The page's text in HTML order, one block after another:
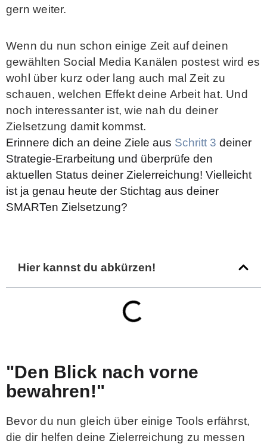
gern weiter.
Wenn du nun schon einige Zeit auf deinen
gewählten Social Media Kanälen postest wird es
wohl über kurz oder lang auch mal Zeit zu
schauen, welchen Effekt deine Arbeit hat. Und
noch interessanter ist, wie nah du deiner
Zielsetzung damit kommst.
Erinnere dich an deine Ziele aus Schritt 3 deiner
Strategie-Erarbeitung und überprüfe den
aktuellen Status deiner Zielerreichung! Vielleicht
ist ja genau heute der Stichtag aus deiner
SMARTen Zielsetzung?
Hier kannst du abkürzen!
"Den Blick nach vorne
bewahren!"
Bevor du nun gleich über einige Tools erfährst,
die dir helfen deine Zielerreichung zu messen